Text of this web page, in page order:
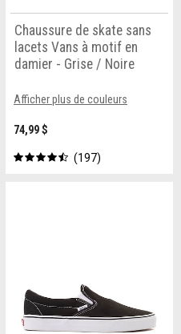
Chaussure de skate sans
lacets Vans à motif en
damier - Grise / Noire
Afficher plus de couleurs
74,99 $
197